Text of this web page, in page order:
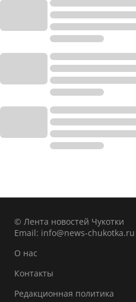
© Лента новостей Чукотки
Email: info@news-chukotka.ru
О нас
Контакты
Редакционная политика